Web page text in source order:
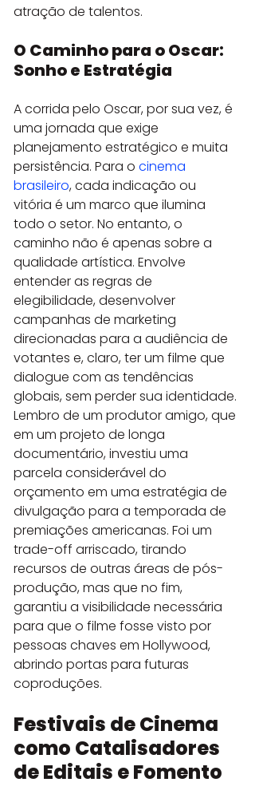
atração de talentos.
O Caminho para o Oscar:
Sonho e Estratégia
A corrida pelo Oscar, por sua vez, é
uma jornada que exige
planejamento estratégico e muita
persistência. Para o cinema
brasileiro, cada indicação ou
vitória é um marco que ilumina
todo o setor. No entanto, o
caminho não é apenas sobre a
qualidade artística. Envolve
entender as regras de
elegibilidade, desenvolver
campanhas de marketing
direcionadas para a audiência de
votantes e, claro, ter um filme que
dialogue com as tendências
globais, sem perder sua identidade.
Lembro de um produtor amigo, que
em um projeto de longa
documentário, investiu uma
parcela considerável do
orçamento em uma estratégia de
divulgação para a temporada de
premiações americanas. Foi um
trade-off arriscado, tirando
recursos de outras áreas de pós-
produção, mas que no fim,
garantiu a visibilidade necessária
para que o filme fosse visto por
pessoas chaves em Hollywood,
abrindo portas para futuras
coproduções.
Festivais de Cinema
como Catalisadores
de Editais e Fomento